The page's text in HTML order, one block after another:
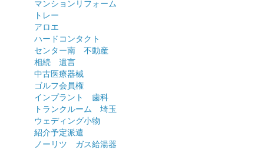
マンションリフォーム
トレー
アロエ
ハードコンタクト
センター南 不動産
相続 遺言
中古医療器械
ゴルフ会員権
インプラント 歯科
トランクルーム 埼玉
ウェディング小物
紹介予定派遣
ノーリツ ガス給湯器